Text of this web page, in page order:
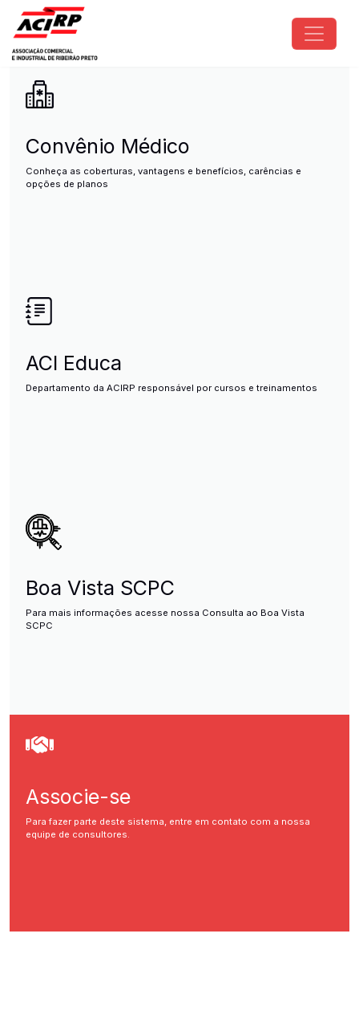
Pular para o conteúdo principal
ACIRP - Associação Comercial
Convênio Médico
Conheça as coberturas, vantagens e benefícios, carências e
opções de planos
ACI Educa
Departamento da ACIRP responsável por cursos e treinamentos
Boa Vista SCPC
Para mais informações acesse nossa Consulta ao Boa Vista
SCPC
Associe-se
Para fazer parte deste sistema, entre em contato com a nossa
equipe de consultores.